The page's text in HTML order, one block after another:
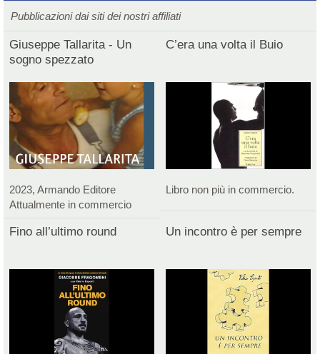
Pubblicazioni dai siti dei nostri affiliati
Giuseppe Tallarita - Un
sogno spezzato
2023, Armando Editore
Attualmente in commercio
C’era una volta il Buio
Libro non più in commercio.
Fino all’ultimo round Un incontro è per sempre